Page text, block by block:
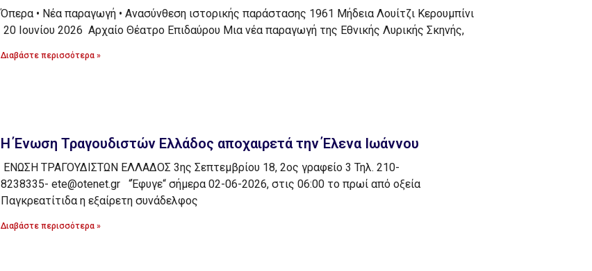
Όπερα • Νέα παραγωγή • Ανασύνθεση ιστορικής παράστασης 1961 Μήδεια Λουίτζι Κερουμπίνι
20 Ιουνίου 2026 Αρχαίο Θέατρο Επιδαύρου Μια νέα παραγωγή της Εθνικής Λυρικής Σκηνής,
Διαβάστε περισσότερα »
H Ένωση Τραγουδιστών Ελλάδος αποχαιρετά την Έλενα Ιωάννου
ΕΝΩΣΗ ΤΡΑΓΟΥΔΙΣΤΩΝ ΕΛΛΑΔΟΣ 3ης Σεπτεμβρίου 18, 2ος γραφείο 3 Τηλ. 210-
8238335- ete@otenet.gr “Έφυγε“ σήμερα 02-06-2026, στις 06:00 το πρωί από οξεία
Παγκρεατίτιδα η εξαίρετη συνάδελφος
Διαβάστε περισσότερα »